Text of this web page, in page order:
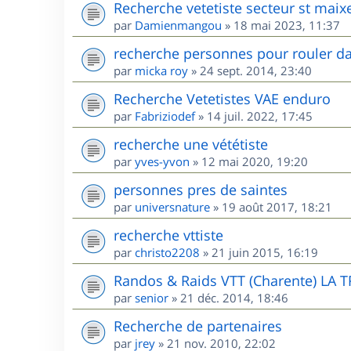
Recherche vetetiste secteur st
par Damienmangou » 18 mai 2023, 11:37
recherche personnes pour rouler
par micka roy » 24 sept. 2014, 23:40
Recherche Vetetistes VAE enduro
par Fabriziodef» 14 juil. 2022, 17:45
recherche une vététiste
par yves-yvon » 12 mai 2020, 19:20
personnes pres de saintes
par universnature » 19 août 2017, 18:21
recherche vttiste
par christo2208 » 21 juin 2015, 16:19
Randos & Raids VTT (Charente) LA
par senior » 21 déc. 2014, 18:46
Recherche de partenaires
par jrey » 21 nov. 2010, 22:02